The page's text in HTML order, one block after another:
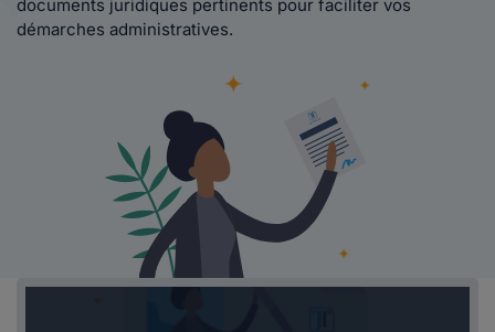
documents juridiques pertinents pour faciliter vos
démarches administratives.